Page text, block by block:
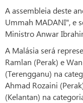
A assembleia deste
Ummah MADANI", e
Ministro Anwar
A Malásia será
Ramlan (Perak) e
(Terengganu) na
Ahmad Rozaini
(Kelantan) na